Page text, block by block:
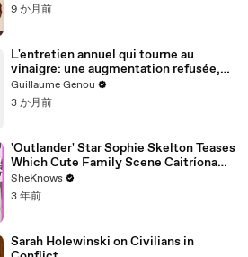
9 か月前
L'entretien annuel qui tourne au
vinaigre: une augmentation refusée,
des excuses bidons et la vraie vie des
employés
Guillaume Genou
3 か月前
'Outlander' Star Sophie Skelton Teases
Which Cute Family Scene Caitríona
Balfe Directed & Gives the Ultimate
Sam Heughan Impersonation
SheKnows
3 年前
Sarah Holewinski on Civilians in